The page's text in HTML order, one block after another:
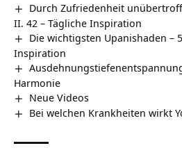
Durch Zufriedenheit
II. 42 – Tägliche Inspiration
Die wichtigsten Upanishaden –
Inspiration
Harmonie
Neue Videos
Bei welchen Krankheiten wirkt